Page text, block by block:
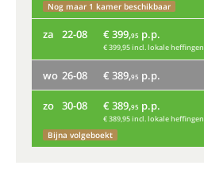
Nog maar 1 kamer beschikbaar
za 22-08 € 399,95 p.p.
€ 399,95 incl. lokale heffingen
wo 26-08 € 389,95 p.p.
zo 30-08 € 389,95 p.p.
€ 389,95 incl. lokale heffingen
Bijna volgeboekt